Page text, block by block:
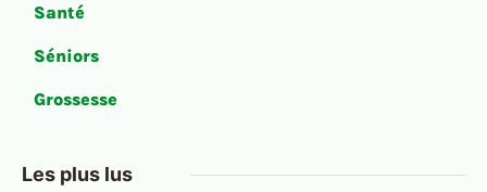
Santé
Séniors
Grossesse
Les plus lus